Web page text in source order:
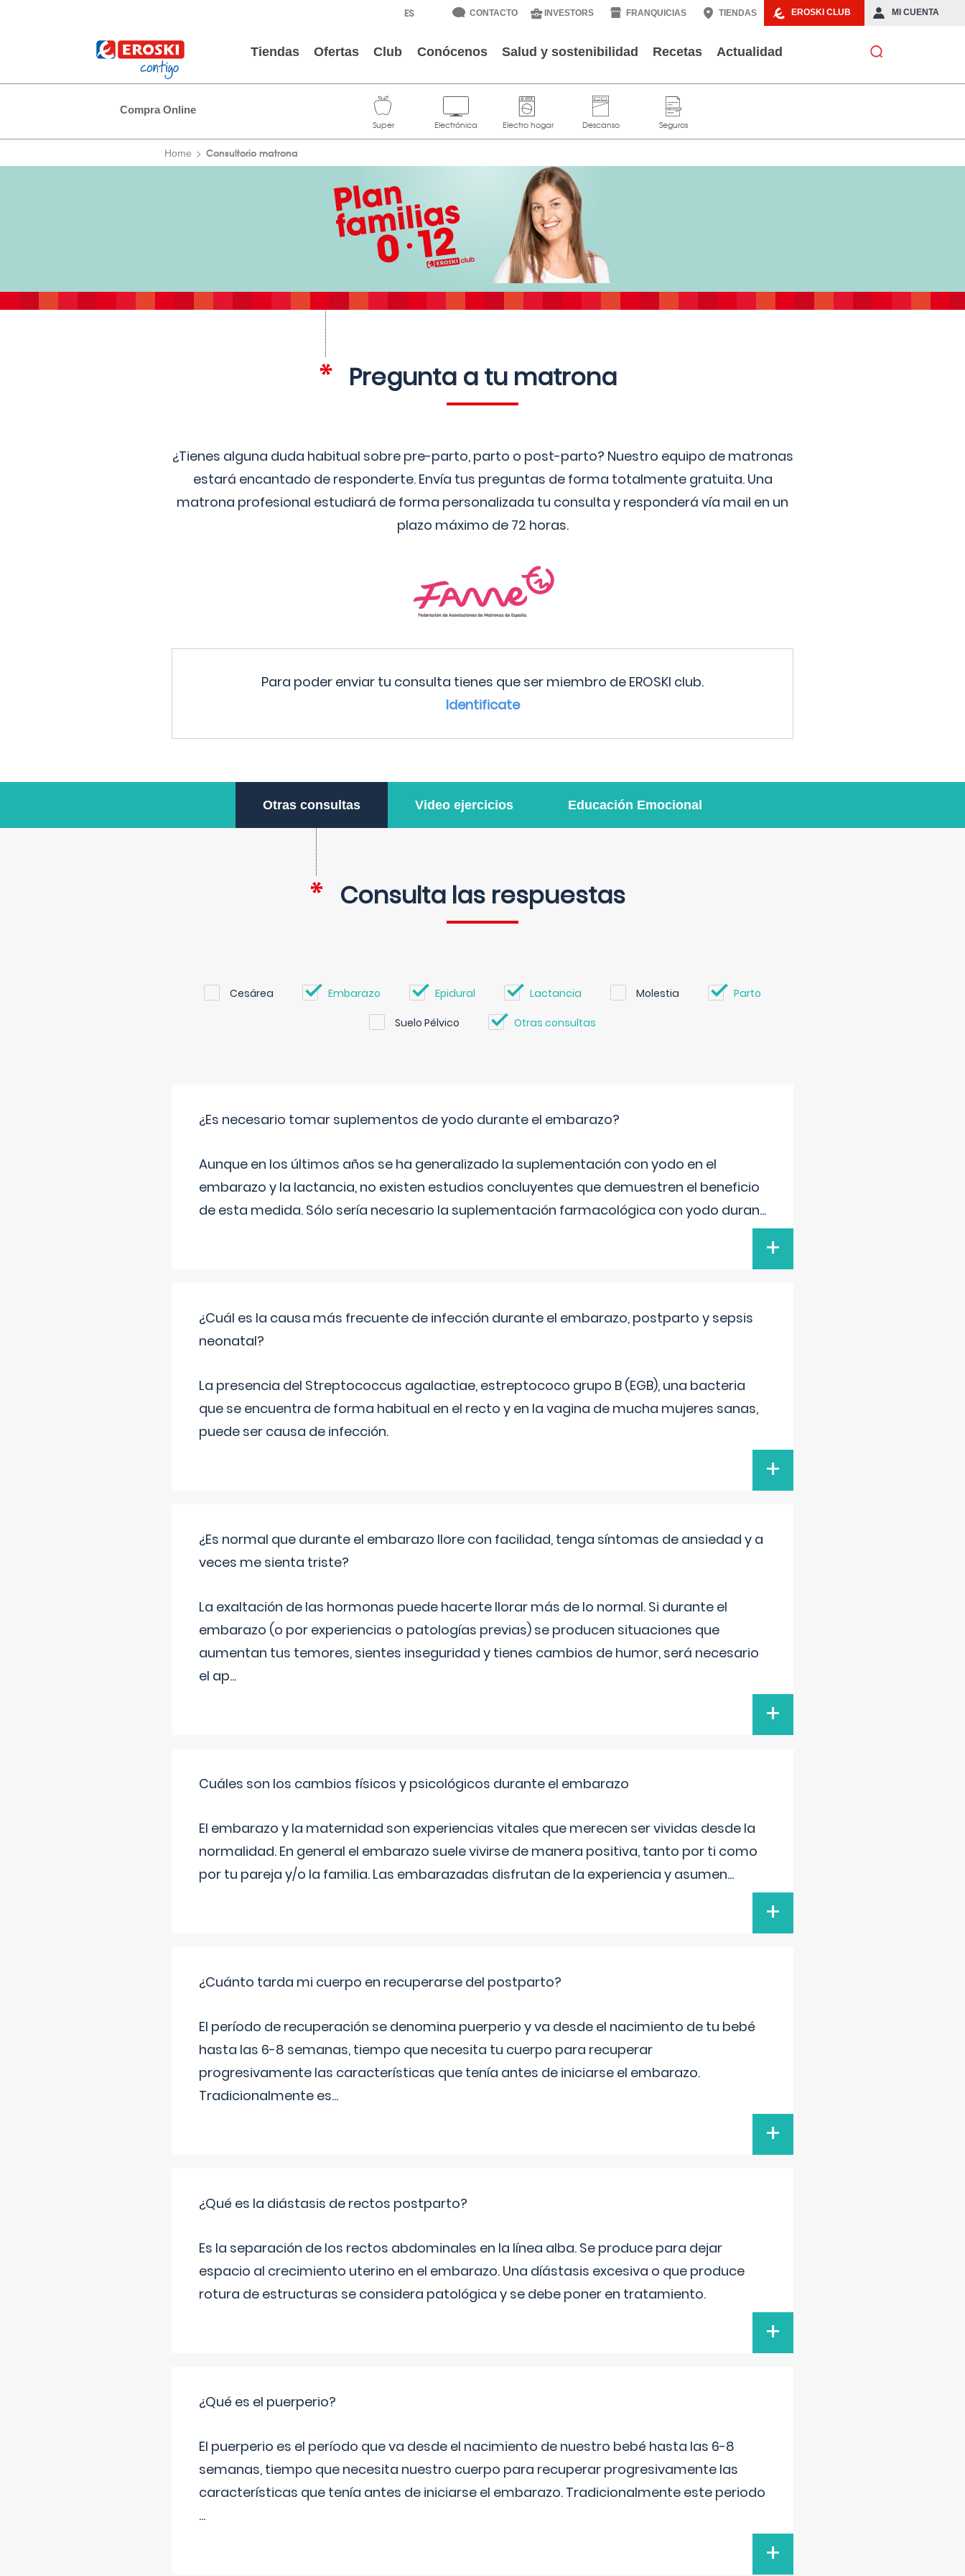
EROSKI CLUB MI CUENTA
CONTACTO INVESTORS FRANQUICIAS TIENDAS
Tiendas Ofertas Club Conócenos Salud y sostenibilidad Recetas Actualidad
Compra Online
Home Consultorio matrona
Pregunta a tu matrona
¿Tienes alguna duda habitual sobre pre-parto, parto o post-parto? Nuestro equipo de matronas
estará encantado de responderte. Envía tus preguntas de forma totalmente gratuita. Una
matrona profesional estudiará de forma personalizada tu consulta y responderá vía mail en un
plazo máximo de 72 horas.
Para poder enviar tu consulta tienes que ser miembro de EROSKI club.
Identificate
Otras consultas Video ejercicios Educación Emocional
Consulta las respuestas
Cesárea Embarazo Epidural Lactancia Molestia Parto
Suelo Pélvico Otras consultas
¿Es necesario tomar suplementos de yodo durante el embarazo?
Aunque en los últimos años se ha generalizado la suplementación con yodo en el
embarazo y la lactancia, no existen estudios concluyentes que demuestren el beneficio
de esta medida. Sólo sería necesario la suplementación farmacológica con yodo duran...
+
¿Cuál es la causa más frecuente de infección durante el embarazo, postparto y sepsis
neonatal?
La presencia del Streptococcus agalactiae, estreptococo grupo B (EGB), una bacteria
que se encuentra de forma habitual en el recto y en la vagina de mucha mujeres sanas,
puede ser causa de infección.
+
¿Es normal que durante el embarazo llore con facilidad, tenga síntomas de ansiedad y a
veces me sienta triste?
La exaltación de las hormonas puede hacerte llorar más de lo normal. Si durante el
embarazo (o por experiencias o patologías previas) se producen situaciones que
aumentan tus temores, sientes inseguridad y tienes cambios de humor, será necesario
el ap...
+
Cuáles son los cambios físicos y psicológicos durante el embarazo
El embarazo y la maternidad son experiencias vitales que merecen ser vividas desde la
normalidad. En general el embarazo suele vivirse de manera positiva, tanto por ti como
por tu pareja y/o la familia. Las embarazadas disfrutan de la experiencia y asumen...
+
¿Cuánto tarda mi cuerpo en recuperarse del postparto?
El período de recuperación se denomina puerperio y va desde el nacimiento de tu bebé
hasta las 6-8 semanas, tiempo que necesita tu cuerpo para recuperar
progresivamente las características que tenía antes de iniciarse el embarazo.
Tradicionalmente es...
+
¿Qué es la diástasis de rectos postparto?
Es la separación de los rectos abdominales en la línea alba. Se produce para dejar
espacio al crecimiento uterino en el embarazo. Una díástasis excesiva o que produce
rotura de estructuras se considera patológica y se debe poner en tratamiento.
+
¿Qué es el puerperio?
El puerperio es el período que va desde el nacimiento de nuestro bebé hasta las 6-8
semanas, tiempo que necesita nuestro cuerpo para recuperar progresivamente las
características que tenía antes de iniciarse el embarazo. Tradicionalmente este periodo
...
+